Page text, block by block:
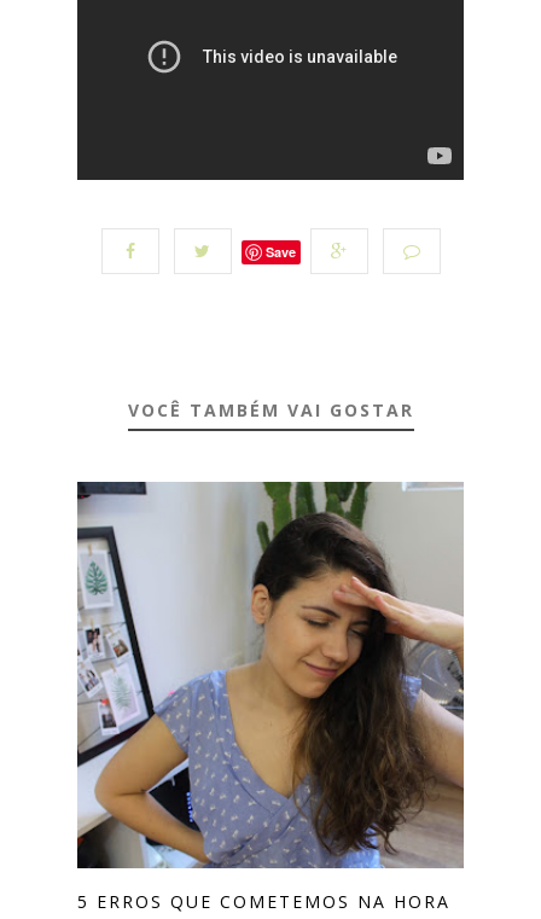
Save
VOCÊ TAMBÉM VAI GOSTAR
5 ERROS QUE COMETEMOS NA HORA